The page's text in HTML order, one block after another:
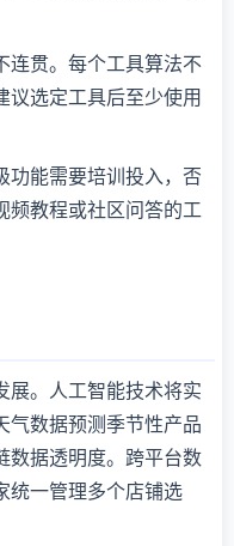
连贯。每个工具算法不
议选定工具后至少使用
功能需要培训投入，否
频教程或社区问答的工
展。人工智能技术将实
气数据预测季节性产品
数据透明度。跨平台数
统一管理多个店铺选